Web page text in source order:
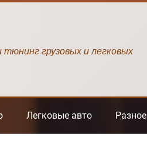
тюнинг грузовых и легковых
Легковые авто Разное